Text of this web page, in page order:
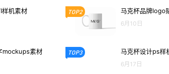
样机素材
mockups素材
TOP2 马克杯品牌logo
6月10日
TOP3 马克杯设计ps样
6月17日